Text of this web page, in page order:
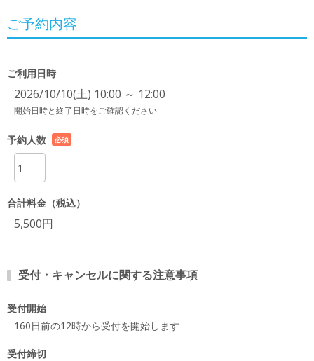
ご予約内容
ご利用日時
2026/10/10(土) 10:00 ～ 12:00
開始日時と終了日時をご確認ください
予約人数
必須
合計料金（税込）
5,500円
受付・キャンセルに関する注意事項
受付開始
160日前の12時から受付を開始します
受付締切